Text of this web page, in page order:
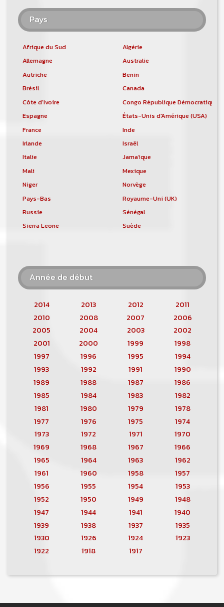
Pays
Afrique du Sud
Algérie
Allemagne
Australie
Autriche
Benin
Brésil
Canada
Côte d'Ivoire
Congo République Démocratique
Espagne
États-Unis d'Amérique (USA)
France
Inde
Irlande
Israël
Italie
Jamaïque
Mali
Mexique
Niger
Norvège
Pays-Bas
Royaume-Uni (UK)
Russie
Sénégal
Sierra Leone
Suède
Année de début
2014 2013 2012
2011
2010
2008 2007
2006
2005
2004 2003
2002
2001
2000 1999
1998
1997
1996 1995
1994
1993
1992 1991
1990
1989
1988 1987
1986
1985
1984 1983
1982
1981
1980 1979
1978
1977
1976 1975
1974
1973
1972 1971
1970
1969
1968 1967
1966
1965
1964 1963
1962
1961
1960 1958
1957
1956
1955 1954
1953
1952
1950 1949
1948
1947
1944 1941
1940
1939
1938 1937
1935
1930
1926 1924
1923
1922
1918 1917